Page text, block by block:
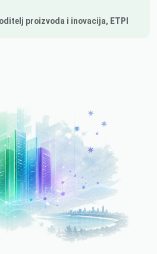
proizvoda i inovacija, ETPI